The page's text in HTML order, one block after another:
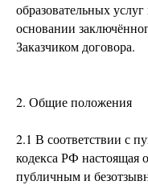
образовательных
основании
Заказчиком договора.
2. Общие положения
2.1 В соответствии с
кодекса РФ настоящая
публичным и